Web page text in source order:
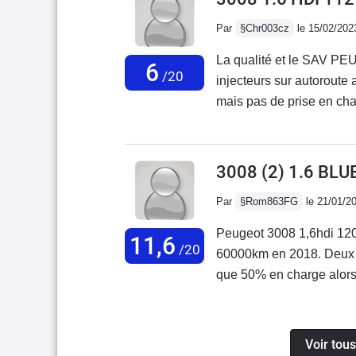
etc...Consommation
faisant 5kms de ville, et
descendre en dessous
BMP6 très décriée, je
premiers rapports mais
relâcher un petit peu
on peut reprendre
6 /20
Par §Chr003cz le 15/02/
La qualité et le SAV
injecteurs sur autoroute
mais pas de prise en
Bref, qualité et service
acheter des véhicules
chez un constructeur
11,6 /20
3008 (2) 1.6
Par §Rom863FG le 21/01/
Peugeot 3008 1,6hdi
60000km en 2018.
que 50% en charge
relations clients
Voir